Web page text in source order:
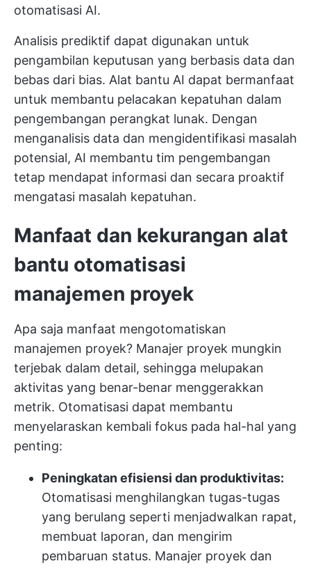
otomatisasi AI.
Analisis prediktif dapat digunakan untuk
pengambilan keputusan yang berbasis data dan
bebas dari bias. Alat bantu AI dapat bermanfaat
untuk membantu pelacakan kepatuhan dalam
pengembangan perangkat lunak. Dengan
menganalisis data dan mengidentifikasi masalah
potensial, AI membantu tim pengembangan
tetap mendapat informasi dan secara proaktif
mengatasi masalah kepatuhan.
Manfaat dan kekurangan alat
bantu otomatisasi
manajemen proyek
Apa saja manfaat mengotomatiskan
manajemen proyek? Manajer proyek mungkin
terjebak dalam detail, sehingga melupakan
aktivitas yang benar-benar menggerakkan
metrik. Otomatisasi dapat membantu
menyelaraskan kembali fokus pada hal-hal yang
penting:
Peningkatan efisiensi dan produktivitas:
Otomatisasi menghilangkan tugas-tugas
yang berulang seperti menjadwalkan rapat,
membuat laporan, dan mengirim
pembaruan status. Manajer proyek dan